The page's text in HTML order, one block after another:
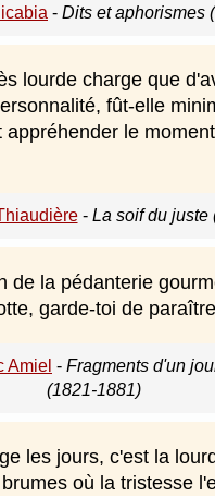
- Dits et aphorismes
lourde charge que
fût-elle
appréhender le
- La soif du juste
de la pédanterie
garde-toi de
Amiel - Fragments d'un
(1821-1881)
les jours, c'est la
où la tristesse